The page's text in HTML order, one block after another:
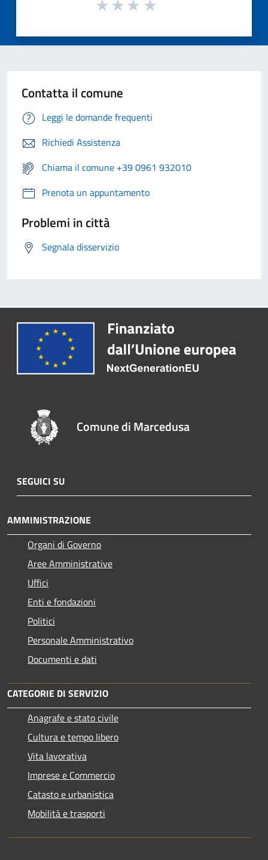
Contatta il comune
Leggi le domande frequenti
Richiedi Assistenza
Chiama il comune +39 0961 932010
Prenota un appuntamento
Problemi in città
Segnala disservizio
Comune di Marcedusa
SEGUICI SU
AMMINISTRAZIONE
Organi di Governo
Aree Amministrative
Uffici
Enti e fondazioni
Politici
Personale Amministrativo
Documenti e dati
CATEGORIE DI SERVIZIO
Anagrafe e stato civile
Cultura e tempo libero
Vita lavorativa
Imprese e Commercio
Catasto e urbanistica
Mobilità e trasporti